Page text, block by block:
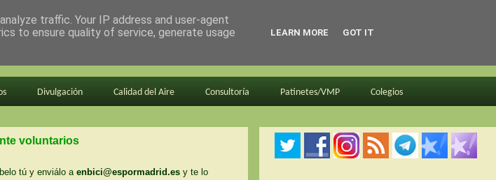
Divulgación Calidad del Aire Consultoría Patinetes/VMP Colegios
voluntarios
tú y enviálo a enbici@espormadrid.es y te lo
traffic. Your IP address and user-agent
to ensure quality of service, generate usage
LEARN MORE GOT IT